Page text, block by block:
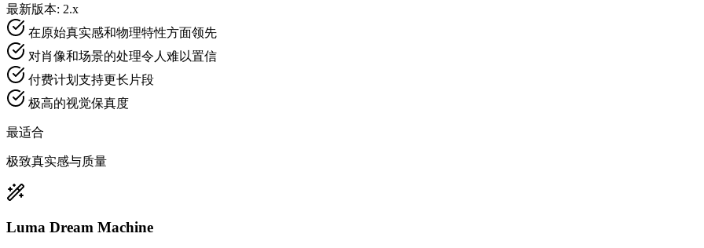
最新版本: 2.x
在原始真实感和物理特性方面领先
对肖像和场景的处理令人难以置信
付费计划支持更长片段
极高的视觉保真度
最适合
极致真实感与质量
Luma Dream Machine